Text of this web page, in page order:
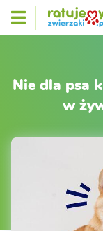
Nie dla psa
w